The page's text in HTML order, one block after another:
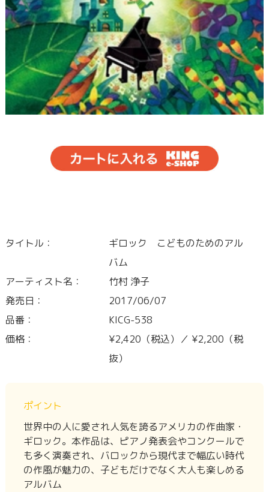
タイトル：
ギロック こどものためのアル
バム
アーティスト名：
竹村 浄子
発売日：
2017/06/07
品番：
KICG-538
価格：
¥2,420（税込）／ ¥2,200（税
抜）
ポイント
世界中の人に愛され人気を誇るアメリカの作曲家・
ギロック。本作品は、ピアノ発表会やコンクールで
も多く演奏され、バロックから現代まで幅広い時代
の作風が魅力の、子どもだけでなく大人も楽しめる
アルバム